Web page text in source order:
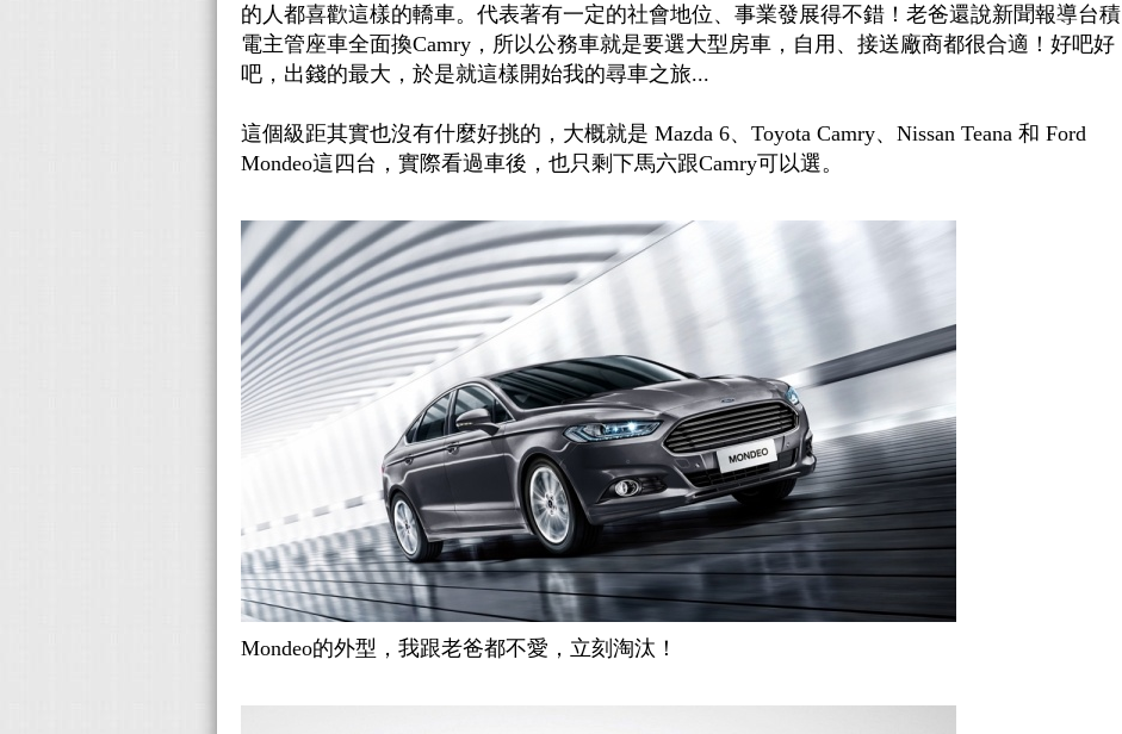
的人都喜歡這樣的轎車。代表著有一定的社會地位、事業發展得不錯！老爸還說新聞報導台積
電主管座車全面換Camry，所以公務車就是要選大型房車，自用、接送廠商都很合適！好吧好
吧，出錢的最大，於是就這樣開始我的尋車之旅...
這個級距其實也沒有什麼好挑的，大概就是 Mazda 6、Toyota Camry、Nissan Teana 和 Ford
Mondeo這四台，實際看過車後，也只剩下馬六跟Camry可以選。
Mondeo的外型，我跟老爸都不愛，立刻淘汰！